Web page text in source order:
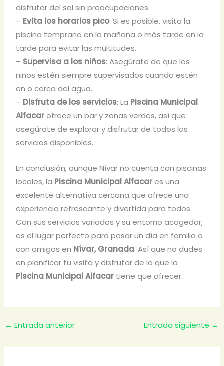
disfrutar del sol sin preocupaciones.
– Evita los horarios pico: Si es posible, visita la
piscina temprano en la mañana o más tarde en la
tarde para evitar las multitudes.
– Supervisa a los niños: Asegúrate de que los
niños estén siempre supervisados cuando estén
en o cerca del agua.
– Disfruta de los servicios: La Piscina Municipal
Alfacarofrece un bar y zonas verdes, así que
asegúrate de explorar y disfrutar de todos los
servicios disponibles.
En conclusión, aunque Nívar no cuenta con piscinas
locales, la Piscina Municipal Alfacares una
excelente alternativa cercana que ofrece una
experiencia refrescante y divertida para todos.
Con sus servicios variados y su entorno acogedor,
es el lugar perfecto para pasar un día en familia o
con amigos en Nívar, Granada. Así que no dudes
en planificar tu visita y disfrutar de lo que la
Piscina Municipal Alfacar tiene que ofrecer.
← Entrada anterior Entrada siguiente →